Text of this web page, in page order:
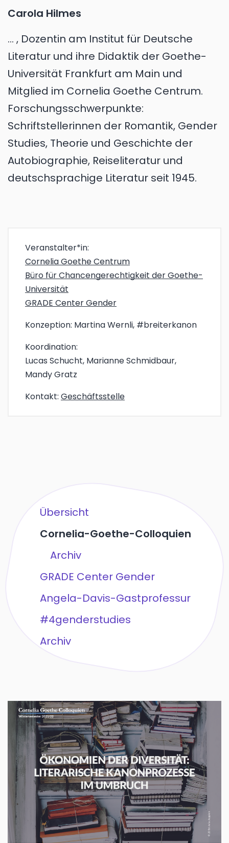
Carola Hilmes
... , Dozentin am Institut für Deutsche
Literatur und ihre Didaktik der Goethe-
Universität Frankfurt am Main und
Mitglied im Cornelia Goethe Centrum.
Forschungsschwerpunkte:
Schriftstellerinnen der Romantik, Gender
Studies, Theorie und Geschichte der
Autobiographie, Reiseliteratur und
deutschsprachige Literatur seit 1945.
Veranstalter*in:
Cornelia Goethe Centrum
Büro für Chancengerechtigkeit der Goethe-
Universität
GRADE Center Gender
Konzeption: Martina Wernli, #breiterkanon
Koordination:
Lucas Schucht, Marianne Schmidbaur,
Mandy Gratz
Kontakt: Geschäftsstelle
Übersicht
Cornelia-Goethe-Colloquien
Archiv
GRADE Center Gender
Angela-Davis-Gastprofessur
#4genderstudies
Archiv